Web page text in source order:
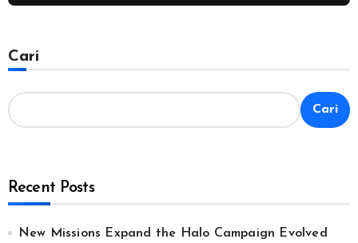
Cari
Cari
Recent Posts
New Missions Expand the Halo Campaign Evolved